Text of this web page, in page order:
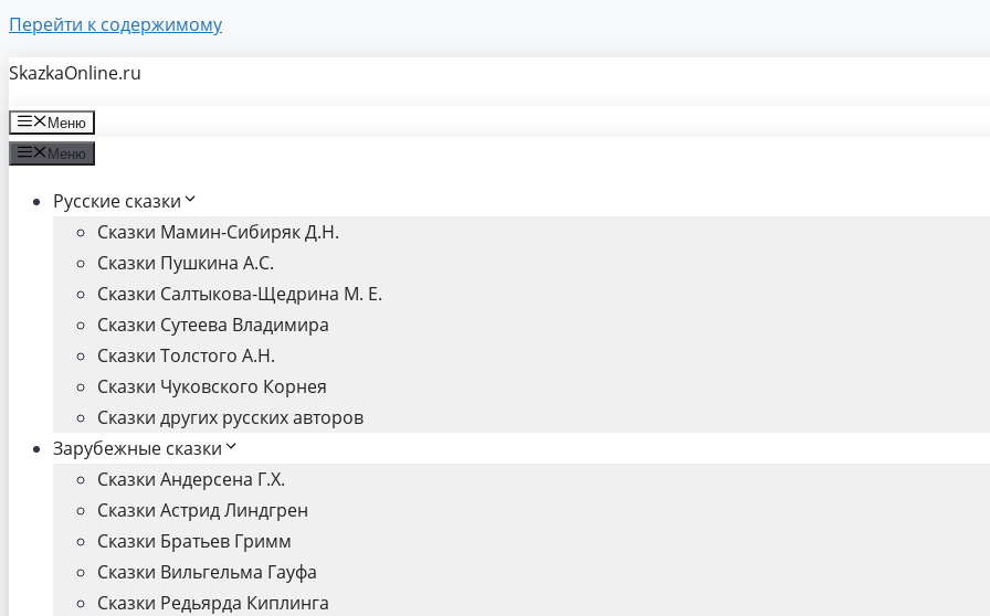
Перейти к содержимому
SkazkaOnline.ru
Меню
Меню
Русские сказки
Сказки Мамин-Сибиряк Д.Н.
Сказки Пушкина А.С.
Сказки Салтыкова-Щедрина М. Е.
Сказки Сутеева Владимира
Сказки Толстого А.Н.
Сказки Чуковского Корнея
Сказки других русских авторов
Зарубежные сказки
Сказки Андерсена Г.Х.
Сказки Астрид Линдгрен
Сказки Братьев Гримм
Сказки Вильгельма Гауфа
Сказки Редьярда Киплинга